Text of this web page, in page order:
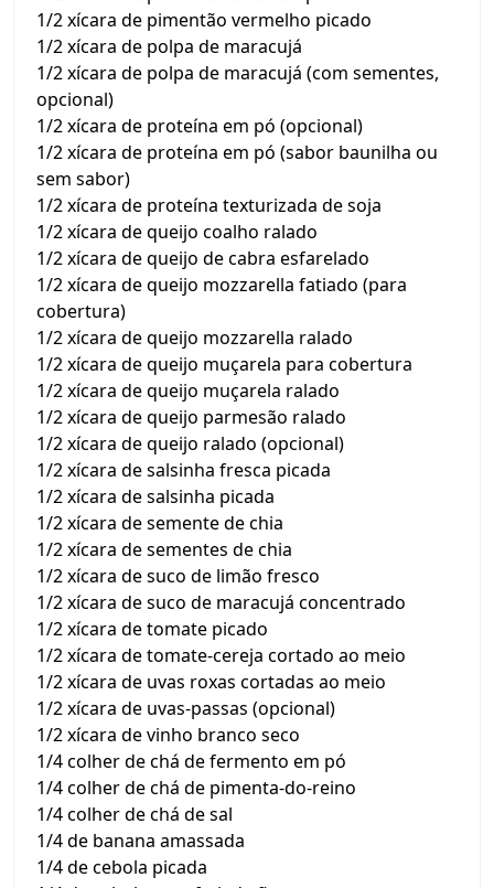
1/2 xícara de pimentão vermelho picado
1/2 xícara de polpa de maracujá
1/2 xícara de polpa de maracujá (com sementes,
opcional)
1/2 xícara de proteína em pó (opcional)
1/2 xícara de proteína em pó (sabor baunilha ou
sem sabor)
1/2 xícara de proteína texturizada de soja
1/2 xícara de queijo coalho ralado
1/2 xícara de queijo de cabra esfarelado
1/2 xícara de queijo mozzarella fatiado (para
cobertura)
1/2 xícara de queijo mozzarella ralado
1/2 xícara de queijo muçarela para cobertura
1/2 xícara de queijo muçarela ralado
1/2 xícara de queijo parmesão ralado
1/2 xícara de queijo ralado (opcional)
1/2 xícara de salsinha fresca picada
1/2 xícara de salsinha picada
1/2 xícara de semente de chia
1/2 xícara de sementes de chia
1/2 xícara de suco de limão fresco
1/2 xícara de suco de maracujá concentrado
1/2 xícara de tomate picado
1/2 xícara de tomate-cereja cortado ao meio
1/2 xícara de uvas roxas cortadas ao meio
1/2 xícara de uvas-passas (opcional)
1/2 xícara de vinho branco seco
1/4 colher de chá de fermento em pó
1/4 colher de chá de pimenta-do-reino
1/4 colher de chá de sal
1/4 de banana amassada
1/4 de cebola picada